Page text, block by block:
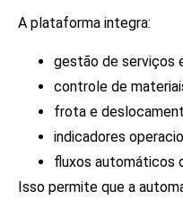
A plataforma integra:
gestão de serviços
controle de
frota e
indicadores
fluxos automáticos
Isso permite que a